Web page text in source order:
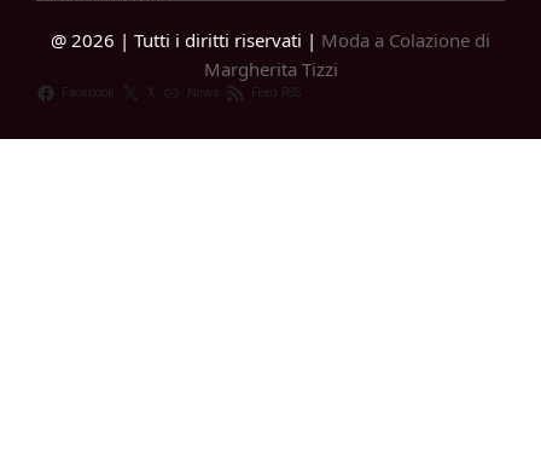
@ 2026 | Tutti i diritti riservati | Moda a Colazione di
Margherita Tizzi
Facebook X News Feed RSS